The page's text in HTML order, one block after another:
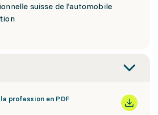
suisse de l'automobile
profession en PDF